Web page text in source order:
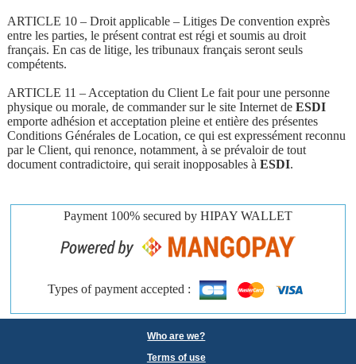
ARTICLE 10 – Droit applicable – Litiges De convention exprès
entre les parties, le présent contrat est régi et soumis au droit
français. En cas de litige, les tribunaux français seront seuls
compétents.
ARTICLE 11 – Acceptation du Client Le fait pour une personne
physique ou morale, de commander sur le site Internet de ESDI
emporte adhésion et acceptation pleine et entière des présentes
Conditions Générales de Location, ce qui est expressément reconnu
par le Client, qui renonce, notamment, à se prévaloir de tout
document contradictoire, qui serait inopposables à ESDI.
Payment 100% secured by HIPAY WALLET
Types of payment accepted :
Who are we?
Terms of use